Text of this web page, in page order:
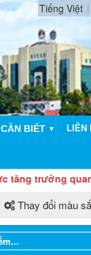
Tiếng Việt
BIẾT ▼ LIÊN
quan trọng
Thay đổi màu